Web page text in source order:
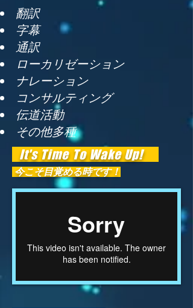
It's Time To Wake Up!
今こそ目覚める時です！
翻訳
字幕
通訳
ローカリゼーション
ナレーション
コンサルティング
伝道活動
その他多種